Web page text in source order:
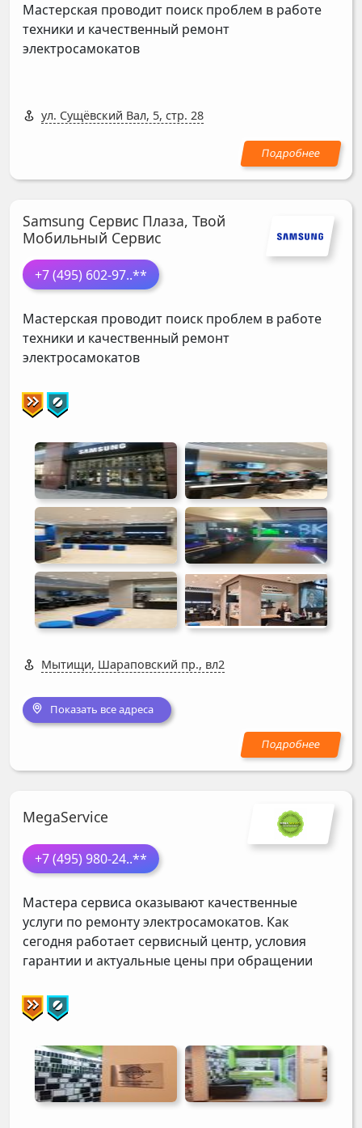
Мастерская проводит поиск проблем в работе
техники и качественный ремонт
электросамокатов
ул. Сущёвский Вал, 5, стр. 28
Samsung Сервис Плаза, Твой
Мобильный Сервис
+7 (495) 602-97..**
Мастерская проводит поиск проблем в работе
техники и качественный ремонт
электросамокатов
Мытищи, Шараповский пр., вл2
Показать все адреса
MegaService
+7 (495) 980-24..**
Мастера сервиса оказывают качественные
услуги по ремонту электросамокатов. Как
сегодня работает сервисный центр, условия
гарантии и актуальные цены при обращении